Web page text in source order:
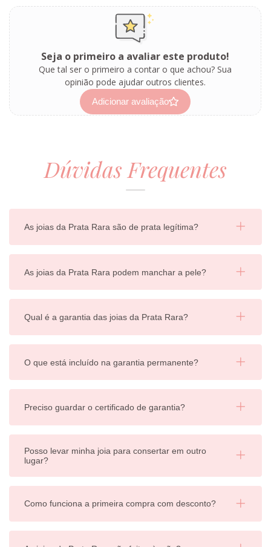
Seja o primeiro a avaliar este produto!
Que tal ser o primeiro a contar o que achou? Sua
opinião pode ajudar outros clientes.
Adicionar avaliação
Dúvidas Frequentes
As joias da Prata Rara são de prata legítima?
As joias da Prata Rara podem manchar a pele?
Qual é a garantia das joias da Prata Rara?
O que está incluído na garantia permanente?
Preciso guardar o certificado de garantia?
Posso levar minha joia para consertar em outro
lugar?
Como funciona a primeira compra com desconto?